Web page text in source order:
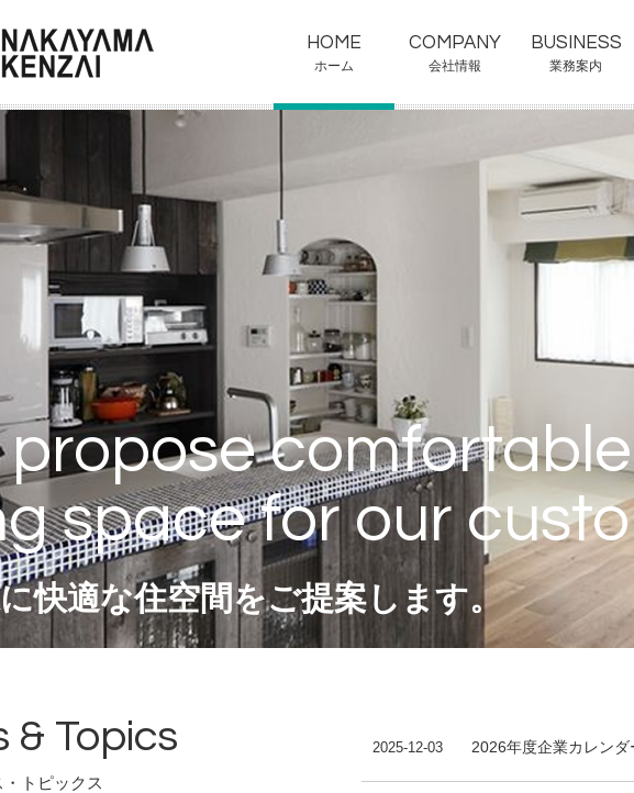
ホーム 会社情報 業務案内
快適な住空間をご提案します。
トピックス
2025-12-03 2026年度企業カレン